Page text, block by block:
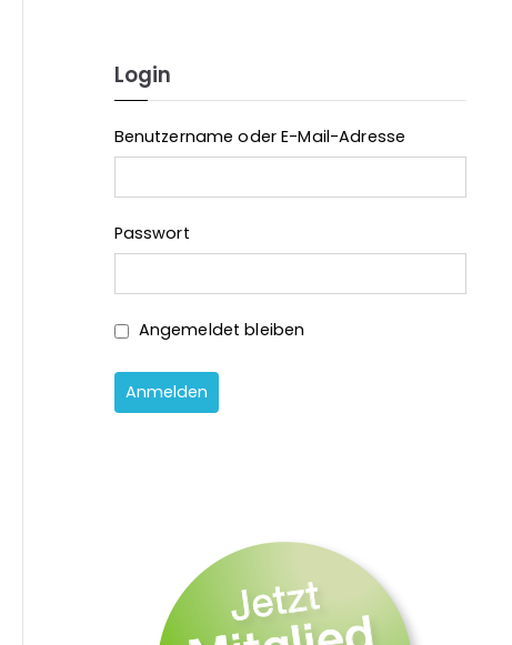
h
o
Login
Benutzername oder E-Mail-Adresse
Passwort
Angemeldet bleiben